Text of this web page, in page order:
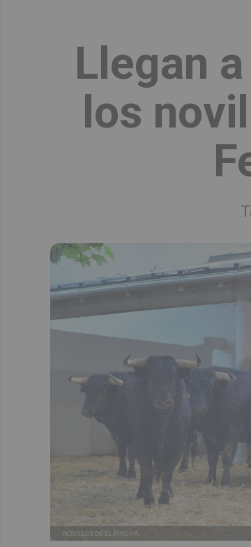
Llegan
los
NOVILLOS DE EL PINCHA